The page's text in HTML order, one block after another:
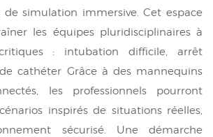
simulation immersive. Cet espace
les équipes pluridisciplinaires à
: intubation difficile, arrêt
cathéter Grâce à des mannequins
les professionnels pourront
inspirés de situations réelles,
sécurisé. Une démarche